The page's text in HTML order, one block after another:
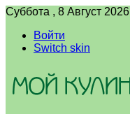
Суббота , 8 Август 2026
Войти
Switch skin